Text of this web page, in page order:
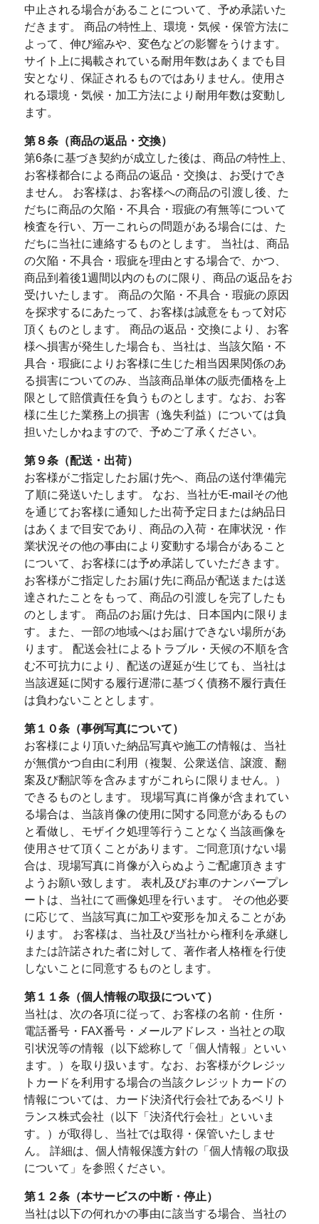
中止される場合があることについて、予め承諾いた
だきます。 商品の特性上、環境・気候・保管方法に
よって、伸び縮みや、変色などの影響をうけます。
サイト上に掲載されている耐用年数はあくまでも目
安となり、保証されるものではありません。使用さ
れる環境・気候・加工方法により耐用年数は変動し
ます。
第８条（商品の返品・交換）
第6条に基づき契約が成立した後は、商品の特性上、
お客様都合による商品の返品・交換は、お受けでき
ません。 お客様は、お客様への商品の引渡し後、た
だちに商品の欠陥・不具合・瑕疵の有無等について
検査を行い、万一これらの問題がある場合には、た
だちに当社に連絡するものとします。 当社は、商品
の欠陥・不具合・瑕疵を理由とする場合で、かつ、
商品到着後1週間以内のものに限り、商品の返品をお
受けいたします。 商品の欠陥・不具合・瑕疵の原因
を探求するにあたって、お客様は誠意をもって対応
頂くものとします。 商品の返品・交換により、お客
様へ損害が発生した場合も、当社は、当該欠陥・不
具合・瑕疵によりお客様に生じた相当因果関係のあ
る損害についてのみ、当該商品単体の販売価格を上
限として賠償責任を負うものとします。なお、お客
様に生じた業務上の損害（逸失利益）については負
担いたしかねますので、予めご了承ください。
第９条（配送・出荷）
お客様がご指定したお届け先へ、商品の送付準備完
了順に発送いたします。 なお、当社がE-mailその他
を通じてお客様に通知した出荷予定日または納品日
はあくまで目安であり、商品の入荷・在庫状況・作
業状況その他の事由により変動する場合があること
について、お客様には予め承諾していただきます。
お客様がご指定したお届け先に商品が配送または送
達されたことをもって、商品の引渡しを完了したも
のとします。 商品のお届け先は、日本国内に限りま
す。また、一部の地域へはお届けできない場所があ
ります。 配送会社によるトラブル・天候の不順を含
む不可抗力により、配送の遅延が生じても、当社は
当該遅延に関する履行遅滞に基づく債務不履行責任
は負わないこととします。
第１０条（事例写真について）
お客様により頂いた納品写真や施工の情報は、当社
が無償かつ自由に利用（複製、公衆送信、譲渡、翻
案及び翻訳等を含みますがこれらに限りません。）
できるものとします。 現場写真に肖像が含まれてい
る場合は、当該肖像の使用に関する同意があるもの
と看做し、モザイク処理等行うことなく当該画像を
使用させて頂くことがあります。ご同意頂けない場
合は、現場写真に肖像が入らぬようご配慮頂きます
ようお願い致します。 表札及びお車のナンバープレ
ートは、当社にて画像処理を行います。 その他必要
に応じて、当該写真に加工や変形を加えることがあ
ります。 お客様は、当社及び当社から権利を承継し
または許諾された者に対して、著作者人格権を行使
しないことに同意するものとします。
第１１条（個人情報の取扱について）
当社は、次の各項に従って、お客様の名前・住所・
電話番号・FAX番号・メールアドレス・当社との取
引状況等の情報（以下総称して「個人情報」といい
ます。）を取り扱います。なお、お客様がクレジッ
トカードを利用する場合の当該クレジットカードの
情報については、カード決済代行会社であるベリト
ランス株式会社（以下「決済代行会社」といいま
す。）が取得し、当社では取得・保管いたしませ
ん。 詳細は、個人情報保護方針の「個人情報の取扱
について」を参照ください。
第１２条（本サービスの中断・停止）
当社は以下の何れかの事由に該当する場合、当社の